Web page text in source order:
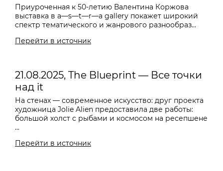
Приуроченная к 50-летию Валентина Коржова
выставка в a—s—t—r—a gallery покажет широкий
спектр тематического и жанрового разнообраз...
Перейти в источник
21.08.2025, The Blueprint — Все точки
над it
На стенах — современное искусство: друг проекта
художница Jolie Alien предоставила две работы:
большой холст с рыбами и космосом на ресепшене
...
Перейти в источник